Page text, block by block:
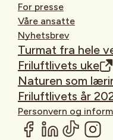
For presse
Våre ansatte
Nyhetsbrev
Turmat fra hele
Friluftlivets uke
Naturen som
Friluftlivets år
Personvern og